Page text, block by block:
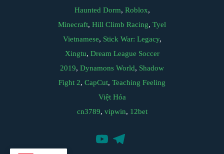
Haunted Dorm, Roblox,
Minecraft, Hill Climb Racing, Tyel
Vietnamese, Stick War: Legacy,
Xingtu, Dream League Soccer
2019, Dynamons World, Shadow
Fight 2, CapCut, Teaching Feeling
Việt Hóa
cn3789, vipwin, 12bet